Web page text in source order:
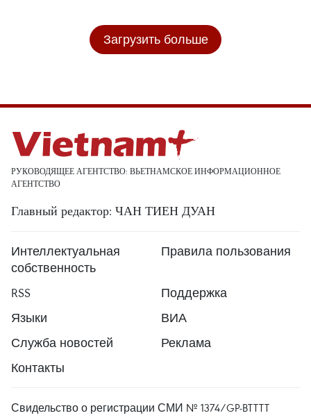
Загрузить больше
РУКОВОДЯЩЕЕ АГЕНТСТВО: ВЬЕТНАМСКОЕ ИНФОРМАЦИОННОЕ
АГЕНТСТВО
Главный редактор: ЧАН ТИЕН ДУАН
Интеллектуальная
собственность
Правила пользования
RSS
Поддержка
Языки
ВИА
Служба новостей
Реклама
Контакты
Свидельство о регистрации СМИ № 1374/GP-BTTTT